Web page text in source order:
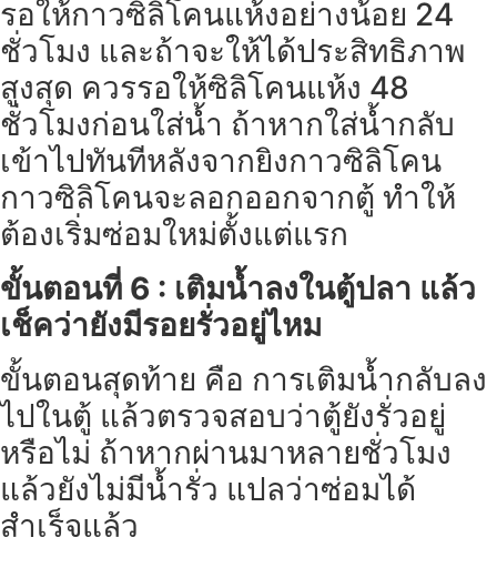
รอให้กาวซิลิโคนแห้งอย่างน้อย 24
ชั่วโมง และถ้าจะให้ได้ประสิทธิภาพ
สูงสุด ควรรอให้ซิลิโคนแห้ง 48
ชั่วโมงก่อนใส่น้ำ ถ้าหากใส่น้ำกลับ
เข้าไปทันทีหลังจากยิงกาวซิลิโคน
กาวซิลิโคนจะลอกออกจากตู้ ทำให้
ต้องเริ่มซ่อมใหม่ตั้งแต่แรก
ขั้นตอนที่ 6 : เติมน้ำลงในตู้ปลา แล้ว
เช็คว่ายังมีรอยรั่วอยู่ไหม
ขั้นตอนสุดท้าย คือ การเติมน้ำกลับลง
ไปในตู้ แล้วตรวจสอบว่าตู้ยังรั่วอยู่
หรือไม่ ถ้าหากผ่านมาหลายชั่วโมง
แล้วยังไม่มีน้ำรั่ว แปลว่าซ่อมได้
สำเร็จแล้ว